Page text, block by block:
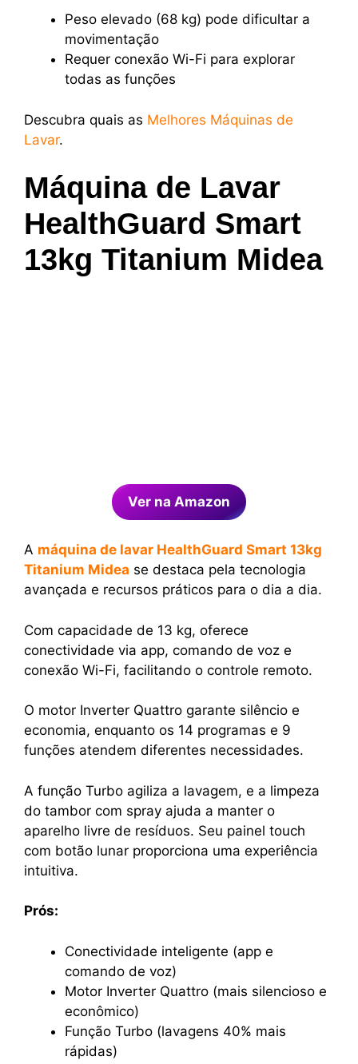
Peso elevado (68 kg) pode dificultar a
movimentação
Requer conexão Wi-Fi para explorar
todas as funções
Descubra quais as Melhores Máquinas de
Lavar.
Máquina de Lavar
HealthGuard Smart
13kg Titanium Midea
Ver na Amazon
A máquina de lavar HealthGuard Smart 13kg
Titanium Midea se destaca pela tecnologia
avançada e recursos práticos para o dia a dia.
Com capacidade de 13 kg, oferece
conectividade via app, comando de voz e
conexão Wi-Fi, facilitando o controle remoto.
O motor Inverter Quattro garante silêncio e
economia, enquanto os 14 programas e 9
funções atendem diferentes necessidades.
A função Turbo agiliza a lavagem, e a limpeza
do tambor com spray ajuda a manter o
aparelho livre de resíduos. Seu painel touch
com botão lunar proporciona uma experiência
intuitiva.
Prós:
Conectividade inteligente (app e
comando de voz)
Motor Inverter Quattro (mais silencioso e
econômico)
Função Turbo (lavagens 40% mais
rápidas)